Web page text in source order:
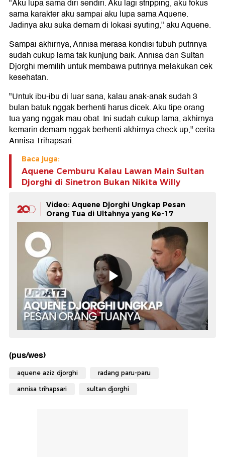
"Aku lupa sama diri sendiri. Aku lagi stripping, aku fokus
sama karakter aku sampai aku lupa sama Aquene.
Jadinya aku suka demam di lokasi syuting," aku Aquene.
Sampai akhirnya, Annisa merasa kondisi tubuh putrinya
sudah cukup lama tak kunjung baik. Annisa dan Sultan
Djorghi memilih untuk membawa putrinya melakukan cek
kesehatan.
"Untuk ibu-ibu di luar sana, kalau anak-anak sudah 3
bulan batuk nggak berhenti harus dicek. Aku tipe orang
tua yang nggak mau obat. Ini sudah cukup lama, akhirnya
kemarin demam nggak berhenti akhirnya check up," cerita
Annisa Trihapsari.
Baca juga:
Aquene Cemburu Kalau Lawan Main Sultan
Djorghi di Sinetron Bukan Nikita Willy
Video: Aquene Djorghi Ungkap Pesan
Orang Tua di Ultahnya yang Ke-17
(pus/wes)
aquene aziz djorghi radang paru-paru
annisa trihapsari sultan djorghi